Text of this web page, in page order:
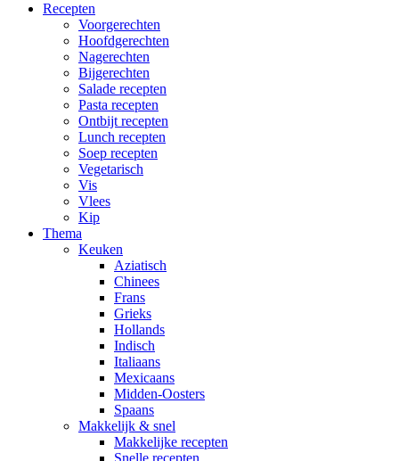
Recepten
Voorgerechten
Hoofdgerechten
Nagerechten
Bijgerechten
Salade recepten
Pasta recepten
Ontbijt recepten
Lunch recepten
Soep recepten
Vegetarisch
Vis
Vlees
Kip
Thema
Keuken
Aziatisch
Chinees
Frans
Grieks
Hollands
Indisch
Italiaans
Mexicaans
Midden-Oosters
Spaans
Makkelijk & snel
Makkelijke recepten
Snelle recepten